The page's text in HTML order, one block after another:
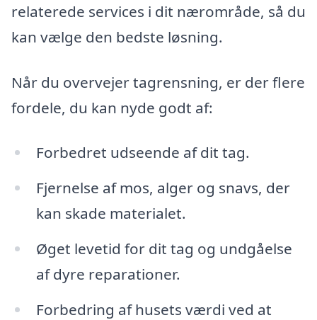
relaterede services i dit nærområde, så du
kan vælge den bedste løsning.
Når du overvejer tagrensning, er der flere
fordele, du kan nyde godt af:
Forbedret udseende af dit tag.
Fjernelse af mos, alger og snavs, der
kan skade materialet.
Øget levetid for dit tag og undgåelse
af dyre reparationer.
Forbedring af husets værdi ved at